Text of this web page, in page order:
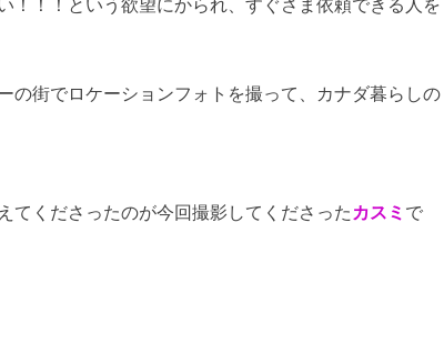
！！！という欲望にかられ、すぐさま依頼できる人を
の街でロケーションフォトを撮って、カナダ暮らしの
てくださったのが今回撮影してくださった カスミ で